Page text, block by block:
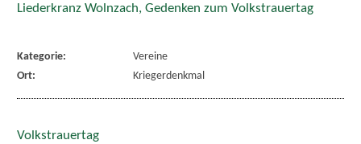
Liederkranz Wolnzach, Gedenken zum Volkstrauertag
Kategorie:
Vereine
Ort:
Kriegerdenkmal
Volkstrauertag